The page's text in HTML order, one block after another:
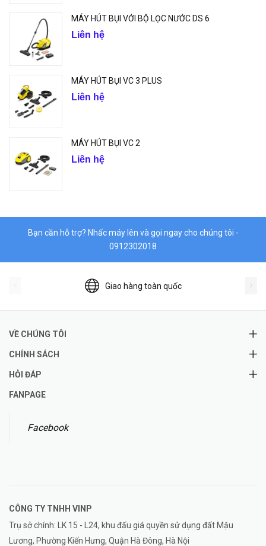
MÁY HÚT BỤI VỚI BỘ LỌC NƯỚC DS 6
Liên hệ
MÁY HÚT BỤI VC 3 PLUS
Liên hệ
MÁY HÚT BỤI VC 2
Liên hệ
Bạn cần hỗ trợ? Nhấc máy lên và gọi ngay cho chúng tôi -
0912302018
Giao hàng toàn quốc
VỀ CHÚNG TÔI
CHÍNH SÁCH
HỎI ĐÁP
FANPAGE
Facebook
CÔNG TY TNHH VINP
Trụ sở chính: LK 15 - L24, khu đấu giá quyền sử dụng đất Mậu
Lương, Phường Kiến Hưng, Quận Hà Đông, Hà Nội